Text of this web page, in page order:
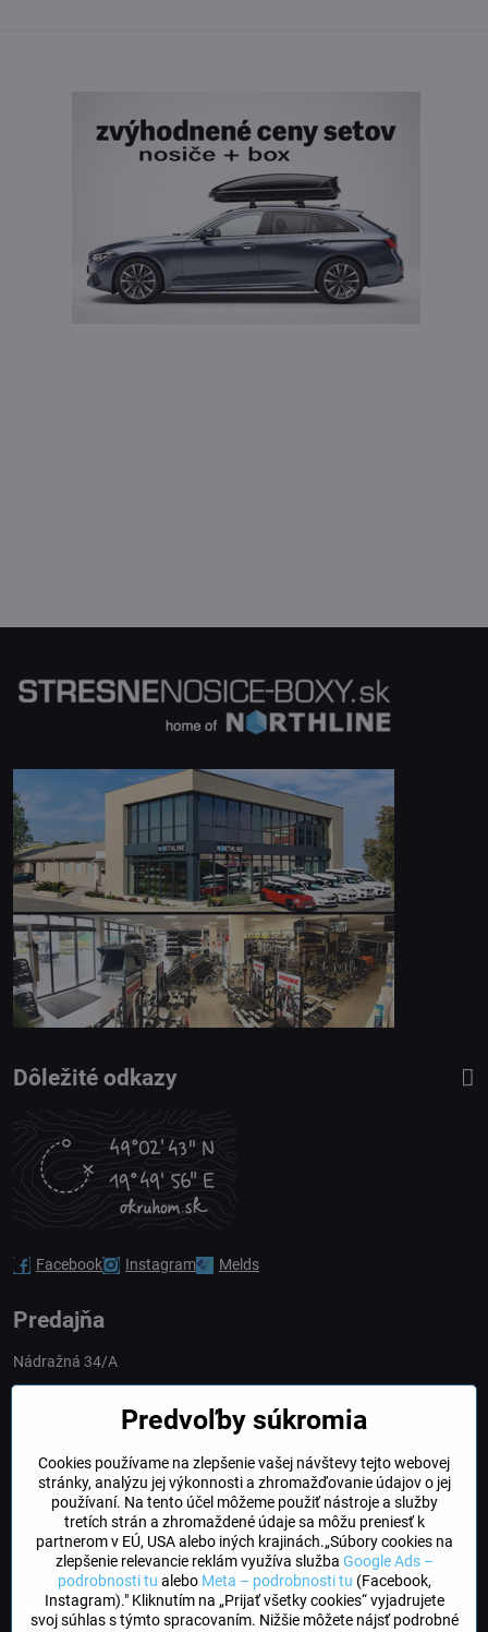
Dôležité odkazy
Facebook Instagram Melds
Predajňa
Nádražná 34/A
obchod​@northline​.sk
Otváracie hodiny
PO, UT, STR, ŠT: 9.00 - 17.00
PIA: 8.00 - 16.00
DogFriendly
Predvoľby súkromia
Cookies používame na zlepšenie vašej návštevy tejto webovej
stránky, analýzu jej výkonnosti a zhromažďovanie údajov o jej
používaní. Na tento účel môžeme použiť nástroje a služby
tretích strán a zhromaždené údaje sa môžu preniesť k
partnerom v EÚ, USA alebo iných krajinách.„Súbory cookies na
zlepšenie relevancie reklám využíva služba Google Ads –
podrobnosti tu alebo Meta – podrobnosti tu (Facebook,
Instagram)." Kliknutím na „Prijať všetky cookies“ vyjadrujete
svoj súhlas s týmto spracovaním. Nižšie môžete nájsť podrobné